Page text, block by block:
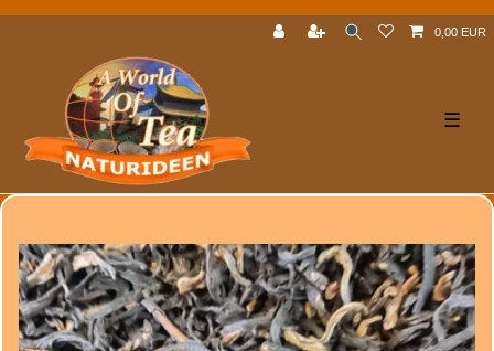
0,00 EUR
☰